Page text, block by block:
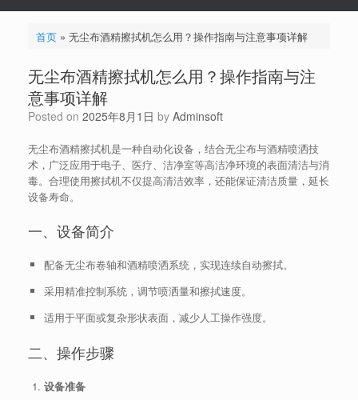
首页» 无尘布酒精擦拭机怎么用？操作指南与注意事项详解
无尘布酒精擦拭机怎么用？操作指南与注
意事项详解
Posted on 2025年8月1日 by Adminsoft
无尘布酒精擦拭机是一种自动化设备，结合无尘布与酒精喷洒技
术，广泛应用于电子、医疗、洁净室等高洁净环境的表面清洁与消
毒。合理使用擦拭机不仅提高清洁效率，还能保证清洁质量，延长
设备寿命。
一、设备简介
配备无尘布卷轴和酒精喷洒系统，实现连续自动擦拭。
采用精准控制系统，调节喷洒量和擦拭速度。
适用于平面或复杂形状表面，减少人工操作强度。
二、操作步骤
设备准备